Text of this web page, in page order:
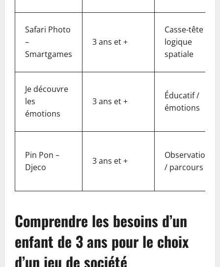
Safari Photo
–
Smartgames
3 ans et +
Casse-tête /
logique
spatiale
Je découvre
les
émotions
3 ans et +
Éducatif /
émotions
Pin Pon –
Djeco
3 ans et +
Observation
/ parcours
Comprendre les besoins d’un
enfant de 3 ans pour le choix
d’un jeu de société